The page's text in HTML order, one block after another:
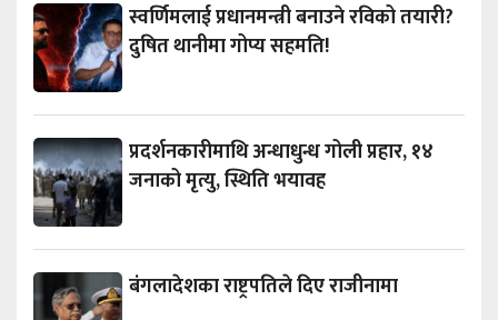
स्वर्णिमलाई प्रधानमन्त्री बनाउने रविको तयारी?
दुषित थानीमा गोप्य सहमति!
प्रदर्शनकारीमाथि अन्धाधुन्ध गोली प्रहार, १४
जनाको मृत्यु, स्थिति भयावह
बंगलादेशका राष्ट्रपतिले दिए राजीनामा